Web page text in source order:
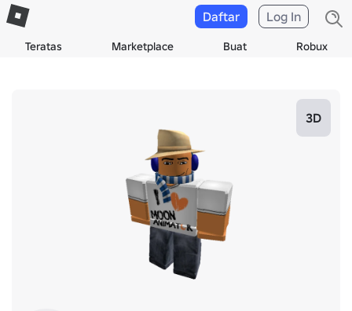
Teratas Marketplace Buat Robux
Daftar Log In
3D